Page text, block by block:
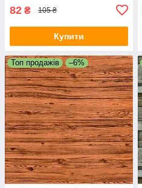
82 ₴ 105 ₴
Купити
Топ продажів –6%